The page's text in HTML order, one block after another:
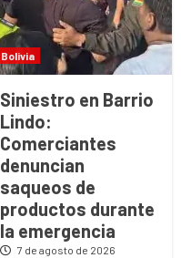
Bolivia
Siniestro en Barrio
Lindo:
Comerciantes
denuncian
saqueos de
productos durante
la emergencia
7 de agosto de 2026